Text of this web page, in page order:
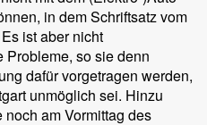
in dem Schriftsatz vom
ist aber nicht
Probleme, so sie denn
dafür vorgetragen werden,
unmöglich sei. Hinzu
am Vormittag des